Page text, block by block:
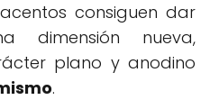
consiguen dar
dimensión nueva,
plano y anodino
.